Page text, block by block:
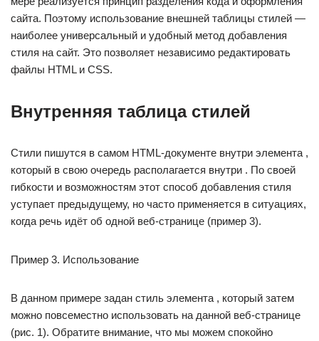
сайта. Поэтому использование внешней таблицы стилей —
наиболее универсальный и удобный метод добавления
стиля на сайт. Это позволяет независимо редактировать
файлы HTML и CSS.
Внутренняя таблица стилей
Стили пишутся в самом HTML-документе внутри элемента ,
который в свою очередь располагается внутри . По своей
гибкости и возможностям этот способ добавления стиля
уступает предыдущему, но часто применяется в ситуациях,
когда речь идёт об одной веб-странице (пример 3).
Пример 3. Использование
В данном примере задан стиль элемента , который затем
можно повсеместно использовать на данной веб-странице
(рис. 1). Обратите внимание, что мы можем спокойно